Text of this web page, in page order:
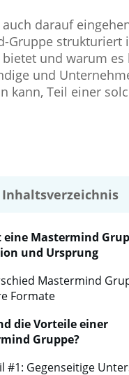
darauf
Gruppe strukturiert
und warum es
und
kann, Teil einer
Inhaltsverzeichnis
eine Mastermind
und Ursprung
Mastermind
Formate
die Vorteile einer
Gruppe?
#1: Gegenseitige